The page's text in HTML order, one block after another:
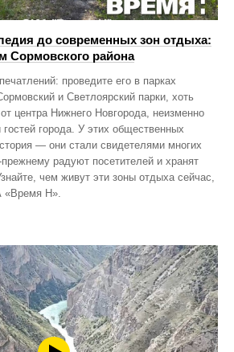
до современных зон отдыха:
Сормовского района
проведите его в парках
и Светлоярский парки, хоть
центра Нижнего Новгорода, неизменно
города. У этих общественных
— они стали свидетелями многих
радуют посетителей и хранят
чем живут эти зоны отдыха сейчас,
«Время Н».